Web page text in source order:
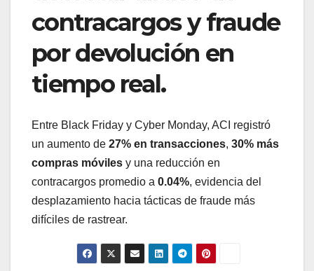
contracargos y fraude
por devolución en
tiempo real.
Entre Black Friday y Cyber Monday, ACI registró
un aumento de 27% en transacciones, 30% más
compras móviles y una reducción en
contracargos promedio a 0.04%, evidencia del
desplazamiento hacia tácticas de fraude más
difíciles de rastrear.